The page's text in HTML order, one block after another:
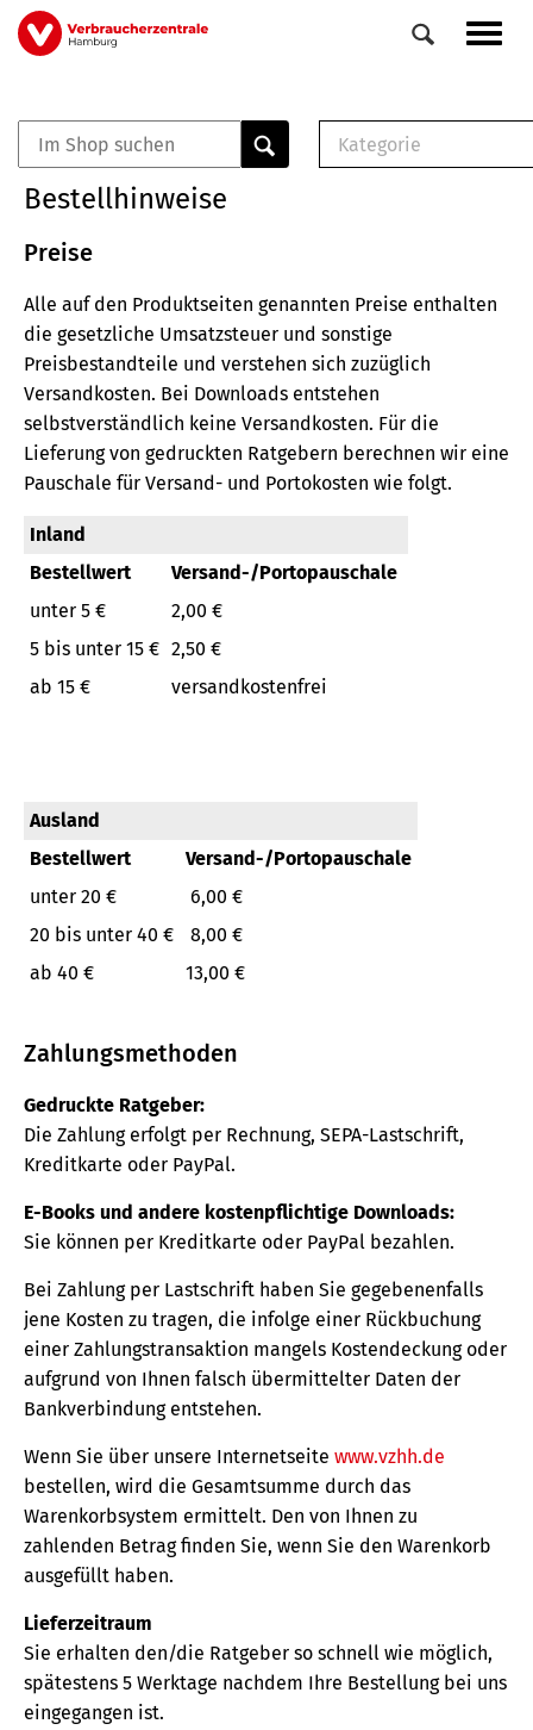
Direkt
zum
Veranstaltungen
0
Elemente
Kategorie
Broschüre
Buch
Bestellhinweise
Preise
Alle auf den Produktseiten genannten Preise enthalten
die gesetzliche Umsatzsteuer und sonstige
Preisbestandteile und verstehen sich zuzüglich
Versandkosten. Bei Downloads entstehen
selbstverständlich keine Versandkosten. Für die
Lieferung von gedruckten Ratgebern berechnen wir eine
Pauschale für Versand- und Portokosten wie folgt.
Inland
Bestellwert
Versand-/Portopauschale
unter 5 €
2,00 €
5 bis unter 15 € 2,50 €
ab 15 €
versandkostenfrei
Ausland
Bestellwert
Versand-/Portopauschale
unter 20 €
6,00 €
20 bis unter 40 €
8,00 €
ab 40 €
13,00 €
Zahlungsmethoden
Gedruckte Ratgeber:
Die Zahlung erfolgt per Rechnung, SEPA-Lastschrift,
Kreditkarte oder PayPal.
E-Books und andere kostenpflichtige Downloads:
Sie können per Kreditkarte oder PayPal bezahlen.
Bei Zahlung per Lastschrift haben Sie gegebenenfalls
jene Kosten zu tragen, die infolge einer Rückbuchung
einer Zahlungstransaktion mangels Kostendeckung oder
aufgrund von Ihnen falsch übermittelter Daten der
Bankverbindung entstehen.
Wenn Sie über unsere Internetseite www.vzhh.de
bestellen, wird die Gesamtsumme durch das
Warenkorbsystem ermittelt. Den von Ihnen zu
zahlenden Betrag finden Sie, wenn Sie den Warenkorb
ausgefüllt haben.
Lieferzeitraum
Sie erhalten den/die Ratgeber so schnell wie möglich,
spätestens 5 Werktage nachdem Ihre Bestellung bei uns
eingegangen ist.